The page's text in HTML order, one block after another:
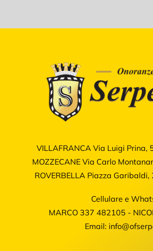
VILLAFRANCA Via Luigi Prina,
MOZZECANE Via Carlo
ROVERBELLA Piazza Garibaldi,
Cellulare e
MARCO 337 482105 -
Email: